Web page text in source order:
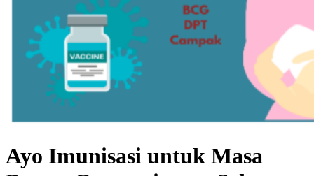
Ayo Imunisasi untuk Masa